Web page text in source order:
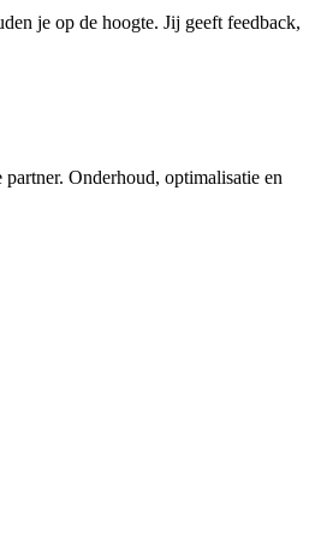
je op de hoogte. Jij geeft feedback,
Onderhoud, optimalisatie en